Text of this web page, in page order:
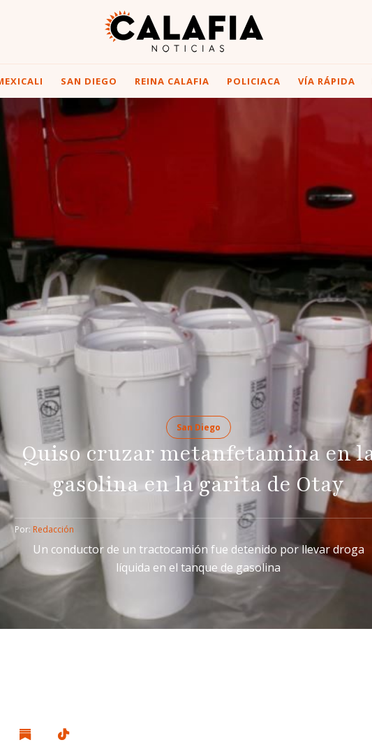
SAN DIEGO REINA CALAFIA POLICIACA VÍA RÁPIDA
San Diego
Quiso cruzar metanfetamina en
gasolina en la garita de Otay
Por: Redacción
Un conductor de un tractocamión fue detenido por llevar droga
líquida en el tanque de gasolina